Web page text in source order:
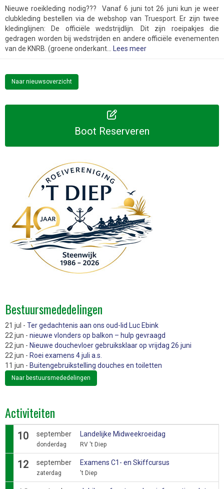
Nieuwe roeikleding nodig??? Vanaf 6 juni tot 26 juni kun je weer
clubkleding bestellen via de webshop van Truesport. Er zijn twee
kledinglijnen: De officiële wedstrijdlijn. Dit zijn roeipakjes die
gedragen worden bij wedstrijden en andere officiële evenementen
van de KNRB. (groene onderkant...
Lees meer
Naar nieuwsoverzicht
Boot Reserveren
Bestuursmededelingen
21 jul - Ter gedachtenis aan ons oud-lid Luc Ebink
22 jun - nieuwe vlonders op balkon – hulp gevraagd
22 jun - Nieuwe douchevloer gebruiksklaar op vrijdag 26 juni
22 jun - Roei examens 4 juli a.s.
11 jun - Buitengebruikstelling douches en toiletten
Naar bestuursmededelingen
Activiteiten
10 september
donderdag
Landelijke Midweekroeidag
RV 't Diep
12 september
zaterdag
Examens C1- en Skiffcursus
't Diep